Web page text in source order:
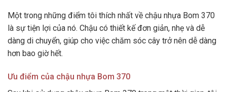
Một trong những điểm tôi thích nhất về chậu nhựa Bom 370
là sự tiện lợi của nó. Chậu có thiết kế đơn giản, nhẹ và dễ
dàng di chuyển, giúp cho việc chăm sóc cây trở nên dễ dàng
hơn bao giờ hết.
Ưu điểm của chậu nhựa Bom 370